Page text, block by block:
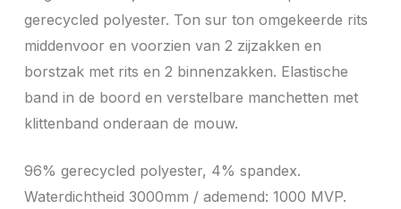
gerecycled polyester. Ton sur ton omgekeerde rits
middenvoor en voorzien van 2 zijzakken en
borstzak met rits en 2 binnenzakken. Elastische
band in de boord en verstelbare manchetten met
klittenband onderaan de mouw.
96% gerecycled polyester, 4% spandex.
Waterdichtheid 3000mm / ademend: 1000 MVP.